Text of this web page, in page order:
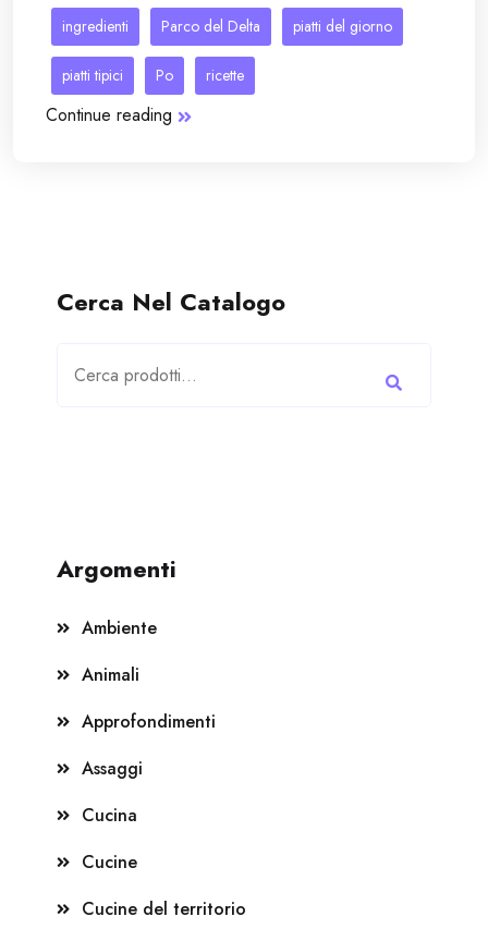
ingredienti Parco del Delta piatti del giorno
piatti tipici Po ricette
Continue reading
Cerca Nel Catalogo
Argomenti
Ambiente
Animali
Approfondimenti
Assaggi
Cucina
Cucine
Cucine del territorio